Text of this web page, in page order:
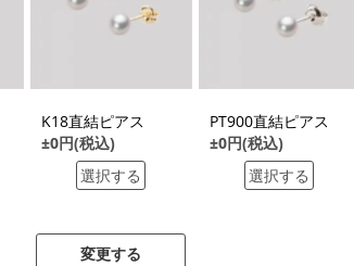
K18直結ピアス
±0円(税込)
選択する
PT900直結ピアス
±0円(税込)
選択する
変更する